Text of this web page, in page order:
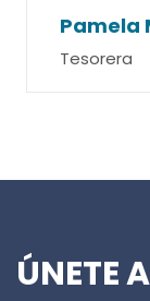
Pamela
Tesorera
ÚNETE